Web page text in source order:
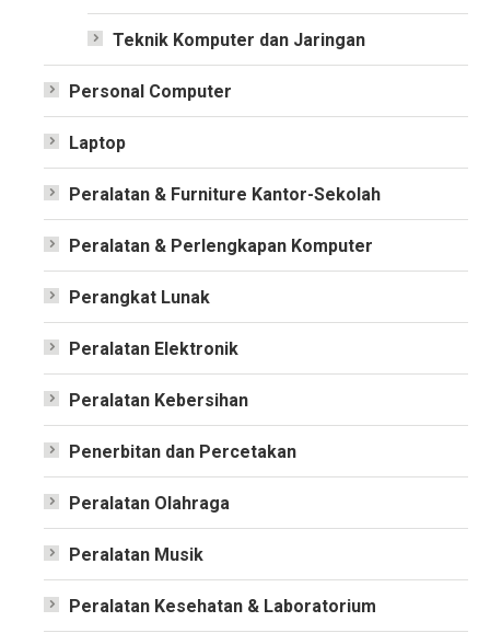
Teknik Komputer dan Jaringan
Personal Computer
Laptop
Peralatan & Furniture Kantor-Sekolah
Peralatan & Perlengkapan Komputer
Perangkat Lunak
Peralatan Elektronik
Peralatan Kebersihan
Penerbitan dan Percetakan
Peralatan Olahraga
Peralatan Musik
Peralatan Kesehatan & Laboratorium